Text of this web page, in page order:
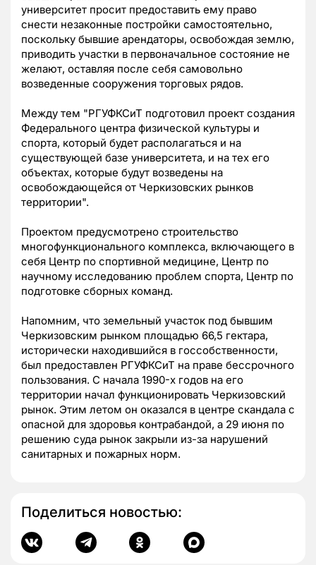
университет просит предоставить ему право
снести незаконные постройки самостоятельно,
поскольку бывшие арендаторы, освобождая землю,
приводить участки в первоначальное состояние не
желают, оставляя после себя самовольно
возведенные сооружения торговых рядов.
Между тем "РГУФКСиТ подготовил проект создания
Федерального центра физической культуры и
спорта, который будет располагаться и на
существующей базе университета, и на тех его
объектах, которые будут возведены на
освобождающейся от Черкизовских рынков
территории".
Проектом предусмотрено строительство
многофункционального комплекса, включающего в
себя Центр по спортивной медицине, Центр по
научному исследованию проблем спорта, Центр по
подготовке сборных команд.
Напомним, что земельный участок под бывшим
Черкизовским рынком площадью 66,5 гектара,
исторически находившийся в госсобственности,
был предоставлен РГУФКСиТ на праве бессрочного
пользования. С начала 1990-х годов на его
территории начал функционировать Черкизовский
рынок. Этим летом он оказался в центре скандала с
опасной для здоровья контрабандой, а 29 июня по
решению суда рынок закрыли из-за нарушений
санитарных и пожарных норм.
Поделиться новостью: